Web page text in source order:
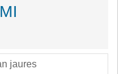
jaures